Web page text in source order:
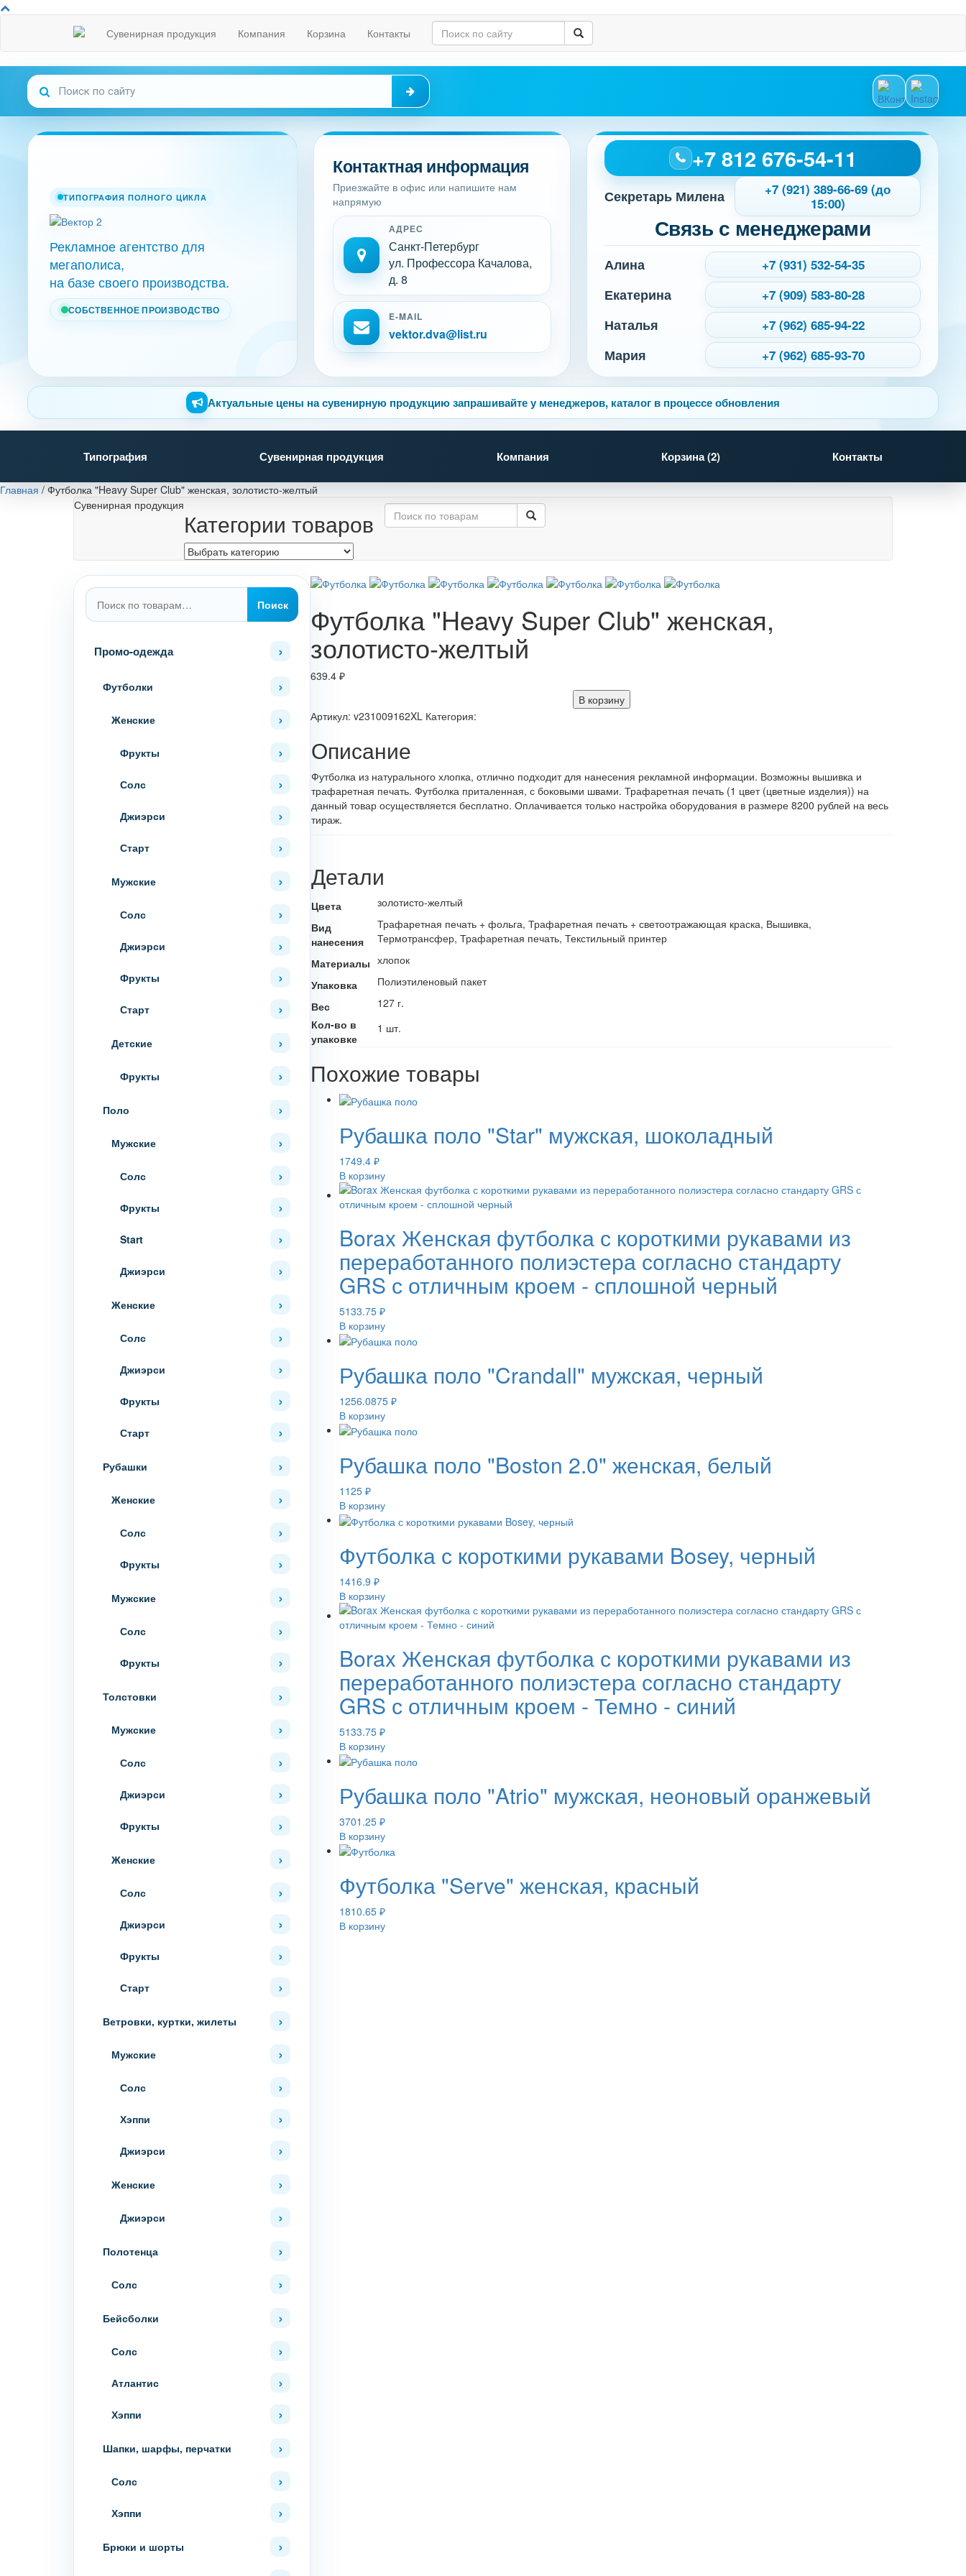
Сувенирная продукция Компания Корзина Контакты
ТИПОГРАФИЯ ПОЛНОГО ЦИКЛА
Рекламное агентство для
мегаполиса,
на базе своего производства.
СОБСТВЕННОЕ ПРОИЗВОДСТВО
Контактная информация
Приезжайте в офис или напишите нам
напрямую
АДРЕС
Санкт-Петербург
ул. Профессора Качалова,
д. 8
E-MAIL
vektor.dva@list.ru
+7 812 676-54-11
Секретарь Милена
+7 (921) 389-66-69 (до
15:00)
Связь с менеджерами
Алина +7 (931) 532-54-35
Екатерина +7 (909) 583-80-28
Наталья +7 (962) 685-94-22
Мария +7 (962) 685-93-70
Актуальные цены на сувенирную продукцию запрашивайте у менеджеров, каталог в процессе обновления
Типография Сувенирная продукция Компания Корзина (2) Контакты
Главная / Футболка "Heavy Super Club" женская, золотисто-желтый
Сувенирная продукция
Категории товаров
Искать:
Поиск
Промо-одежда
Футболки
Женские
Фрукты
Солс
Джиэрси
Старт
Мужские
Солс
Джиэрси
Фрукты
Старт
Детские
Фрукты
Поло
Мужские
Солс
Фрукты
Start
Джиэрси
Женские
Солс
Джиэрси
Фрукты
Старт
Рубашки
Женские
Солс
Фрукты
Мужские
Солс
Фрукты
Толстовки
Мужские
Солс
Джиэрси
Фрукты
Женские
Солс
Джиэрси
Фрукты
Старт
Ветровки, куртки, жилеты
Мужские
Солс
Хэппи
Джиэрси
Женские
Джиэрси
Полотенца
Солс
Бейсболки
Солс
Атлантис
Хэппи
Шапки, шарфы, перчатки
Солс
Хэппи
Брюки и шорты
Футболка "Heavy Super Club" женская,
золотисто-желтый
639.4 ₽
В корзину
Артикул: v231009162XL Категория:
Описание
Футболка из натурального хлопка, отлично подходит для нанесения рекламной информации. Возможны вышивка и
трафаретная печать. Футболка приталенная, с боковыми швами. Трафаретная печать (1 цвет (цветные изделия)) на
данный товар осуществляется бесплатно. Оплачивается только настройка оборудования в размере 8200 рублей на весь
тираж.
Детали
Цвета
золотисто-желтый
Вид
нанесения
Трафаретная печать + фольга, Трафаретная печать + светоотражающая краска, Вышивка,
Термотрансфер, Трафаретная печать, Текстильный принтер
Материалы хлопок
Упаковка
Полиэтиленовый пакет
Вес
127 г.
Кол-во в
упаковке
1 шт.
Похожие товары
Рубашка поло "Star" мужская, шоколадный
1749.4 ₽
В корзину
Borax Женская футболка с короткими рукавами из
переработанного полиэстера согласно стандарту
GRS с отличным кроем - сплошной черный
5133.75 ₽
В корзину
Рубашка поло "Crandall" мужская, черный
1256.0875 ₽
В корзину
Рубашка поло "Boston 2.0" женская, белый
1125 ₽
В корзину
Футболка с короткими рукавами Bosey, черный
1416.9 ₽
В корзину
Borax Женская футболка с короткими рукавами из
переработанного полиэстера согласно стандарту
GRS с отличным кроем - Темно - синий
5133.75 ₽
В корзину
Рубашка поло "Atrio" мужская, неоновый оранжевый
3701.25 ₽
В корзину
Футболка "Serve" женская, красный
1810.65 ₽
В корзину